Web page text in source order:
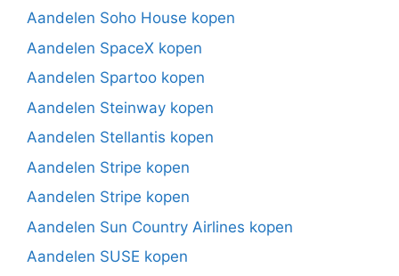
Aandelen Soho House kopen
Aandelen SpaceX kopen
Aandelen Spartoo kopen
Aandelen Steinway kopen
Aandelen Stellantis kopen
Aandelen Stripe kopen
Aandelen Stripe kopen
Aandelen Sun Country Airlines kopen
Aandelen SUSE kopen